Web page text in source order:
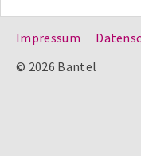
Impressum
© 2026 Bantel